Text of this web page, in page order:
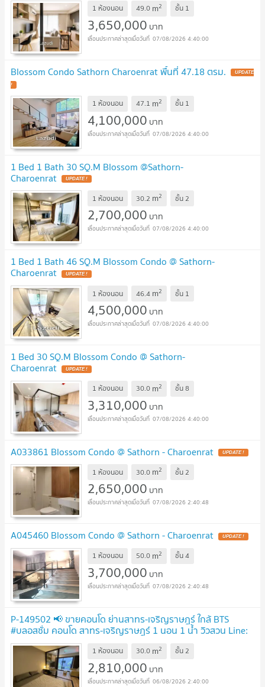
1 ห้องนอน 49.0 m2 ชั้น 1
3,650,000 บาท
07/08/2026 4:40:00
Blossom Condo Sathorn Charoenrat พื้นที่ 47.18 ตรม. UPDATE
!
1 ห้องนอน 47.1 m2 ชั้น 1
4,100,000 บาท
07/08/2026 4:40:00
1 Bed 1 Bath 30 SQ.M Blossom @Sathorn-
Charoenrat UPDATE !
1 ห้องนอน 30.2 m2 ชั้น2
2,700,000 บาท
07/08/2026 4:40:00
1 Bed 1 Bath 46 SQ.M Blossom Condo @ Sathorn-
Charoenrat UPDATE !
1 ห้องนอน 46.4 m2 ชั้น 1
4,500,000 บาท
07/08/2026 4:40:00
1 Bed 30 SQ.M Blossom Condo @ Sathorn-
Charoenrat UPDATE !
1 ห้องนอน 30.0 m2 ชั้น8
3,310,000 บาท
07/08/2026 4:40:00
A033861 Blossom Condo @ Sathorn - Charoenrat UPDATE !
1 ห้องนอน 30.0 m2 ชั้น2
2,650,000 บาท
07/08/2026 2:40:48
A045460 Blossom Condo @ Sathorn - Charoenrat UPDATE !
1 ห้องนอน 50.0 m2 ชั้น4
3,700,000 บาท
07/08/2026 2:40:48
P-149502 📢 ขายคอนโด ย่านสาทร-เจริญราษฎร์ ใกล้ BTS
#บลอสซั่ม คอนโด สาทร-เจริญราษฎร์ 1 นอน 1 น้ำ วิวสวน Line:
@easythaihome 085-592-2897
1 ห้องนอน 30.0 m2 ชั้น2
2,810,000 บาท
06/08/2026 2:40:00